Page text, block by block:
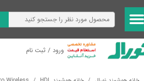
ورود / ثبت نام
حساب کاربری من
تغییر گذر واژه